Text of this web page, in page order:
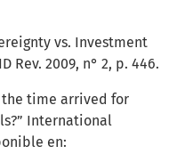
vs. Investment
Rev. 2009, n° 2, p. 446.
the time arrived for
International
en: